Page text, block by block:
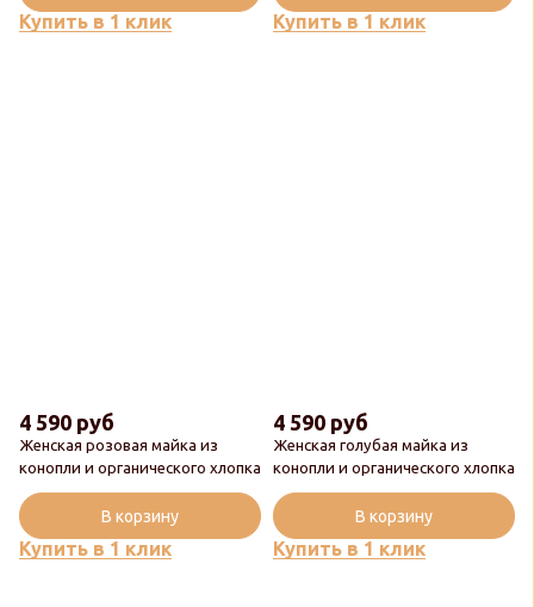
Купить в 1 клик Купить в 1 клик
Женская розовая майка из
конопли и органического хлопка
4 590 руб
Купить в 1 клик
В корзину
Женская голубая майка из
конопли и органического хлопка
4 590 руб
Купить в 1 клик
В корзину